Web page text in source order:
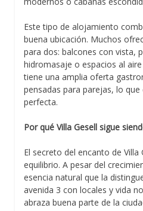
Este tipo de alojamiento
buena ubicación. Muchos
para dos: balcones con vista,
hidromasaje o espacios al
tiene una amplia oferta
pensadas para parejas, lo
perfecta.
Por qué Villa Gesell sigue
El secreto del encanto de Villa
equilibrio. A pesar del
esencia natural que la
avenida 3 con locales y vida
abraza buena parte de la